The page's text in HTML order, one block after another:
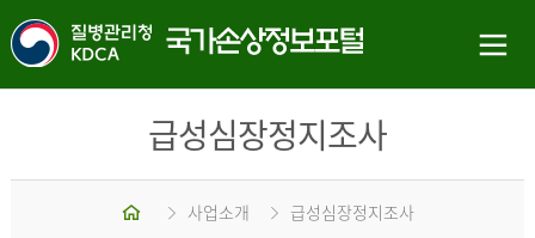
급성심장정지조사
홈 사업소개 급성심장정지조사